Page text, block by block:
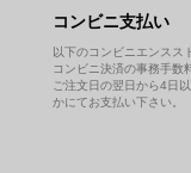
コンビニ支払い
以下のコンビニエンスス
コンビニ決済の事務手数
ご注文日の翌日から4日
かにてお支払い下さい。